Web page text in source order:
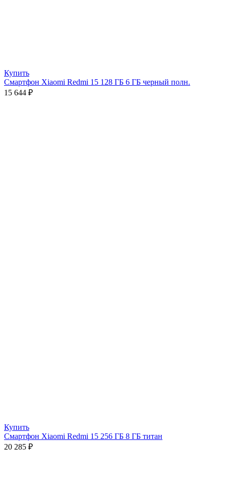
Купить
Смартфон Xiaomi Redmi 15 128 ГБ 6 ГБ черный полн.
15 644 ₽
Купить
Смартфон Xiaomi Redmi 15 256 ГБ 8 ГБ титан
20 285 ₽